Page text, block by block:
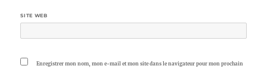
SITE WEB
Enregistrer mon nom, mon e-mail et mon site dans le navigateur pour mon prochain